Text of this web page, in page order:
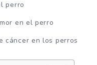
perro
en el perro
cáncer en los perros